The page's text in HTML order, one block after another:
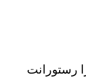
رستورانت